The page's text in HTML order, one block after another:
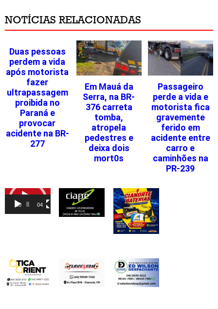
NOTÍCIAS RELACIONADAS
Duas pessoas
perdem a vida
após motorista
fazer
ultrapassagem
proibida no
Paraná e
provocar
acidente na BR-
277
Em Mauá da
Serra, na BR-
376 carreta
tomba,
atropela
pedestres e
deixa dois
mort0s
Passageiro
perde a vida e
motorista fica
gravemente
ferido em
acidente entre
carro e
caminhões na
PR-239
Tocador
vídeo
00:00 04:46